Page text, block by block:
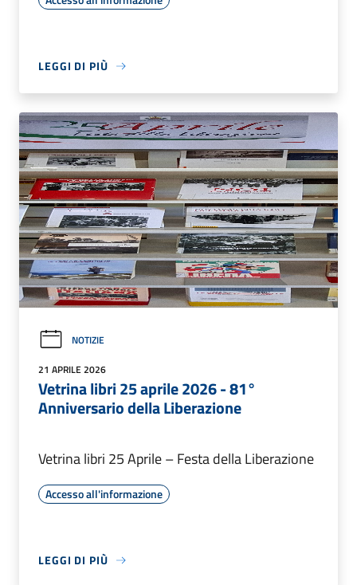
LEGGI DI PIÙ
NOTIZIE
21 APRILE 2026
Vetrina libri 25 aprile 2026 - 81°
Anniversario della Liberazione
Vetrina libri 25 Aprile – Festa della Liberazione
Accesso all'informazione
LEGGI DI PIÙ